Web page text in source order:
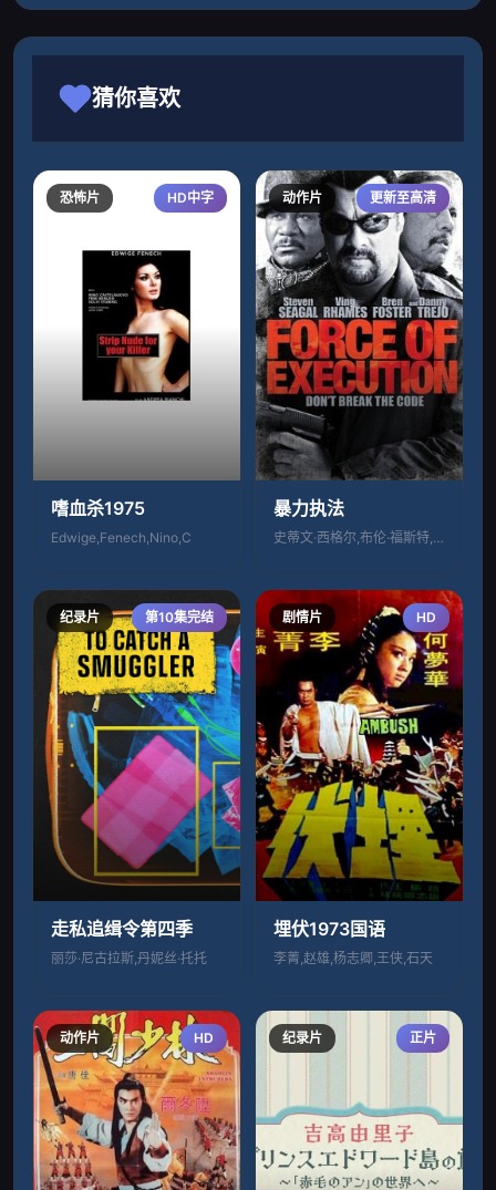
猜你喜欢
恐怖片 HD中字
嗜血杀1975
Edwige,Fenech,Nino,C
动作片 更新至高清
暴力执法
史蒂文·西格尔,布伦·福斯特,文·瑞姆斯
纪录片 第10集完结
走私追缉令第四季
丽莎·尼古拉斯,丹妮丝·托托
剧情片 HD
埋伏1973国语
李菁,赵雄,杨志卿,王侠,石天
动作片 HD 纪录片 正片